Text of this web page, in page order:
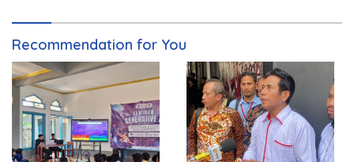
Recommendation for You